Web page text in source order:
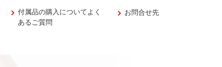
付属品の購入についてよく
あるご質問
お問合せ先